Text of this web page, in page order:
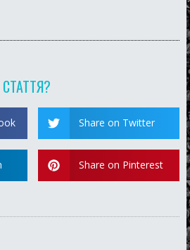
Share on Twitter
Share on Pinterest